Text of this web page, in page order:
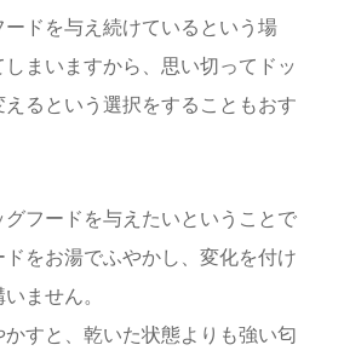
ドを与え続けているという場
まいますから、思い切ってドッ
るという選択をすることもおす
グフードを与えたいということで
をお湯でふやかし、変化を付け
ません。
かすと、乾いた状態よりも強い匂